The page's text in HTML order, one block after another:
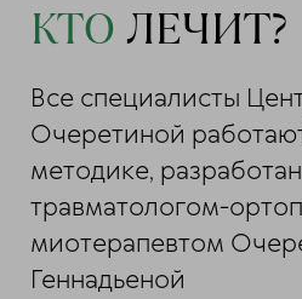
КТО ЛЕЧИТ?
Все специалисты
Очеретиной
методике,
травматологом-
миотерапевтом
Геннадьеной